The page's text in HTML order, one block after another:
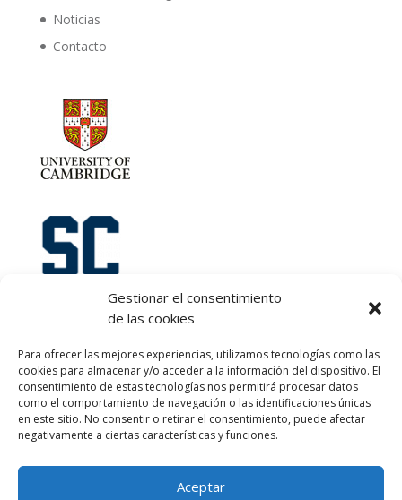
Gestionar el consentimiento
de las cookies
Para ofrecer las mejores experiencias, utilizamos tecnologías como las
cookies para almacenar y/o acceder a la información del dispositivo. El
consentimiento de estas tecnologías nos permitirá procesar datos
como el comportamiento de navegación o las identificaciones únicas
en este sitio. No consentir o retirar el consentimiento, puede afectar
negativamente a ciertas características y funciones.
Aceptar
Noticias
Contacto
968 425 675
Emilio Mora 11 | 1º Piso
30850. Totana. Murcia. Spain
info@totanalang.com